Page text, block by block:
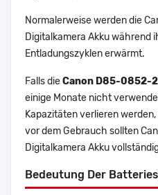
Normalerweise werden die
Digitalkamera Akku während
Entladungszyklen erwärmt.
Falls dieCanon D85-0852-
einige Monate nicht
Kapazitäten verlieren
vor dem Gebrauch sollten
Digitalkamera Akku
Bedeutung Der